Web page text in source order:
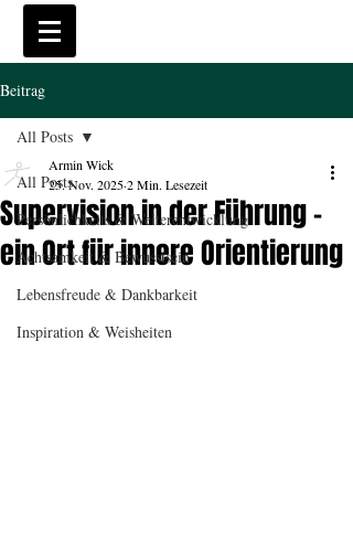
Beitrag
All Posts
Persönlichkeits & Weiterentwicklung
Achtsamkeit & Bewusstsein
Lebensfreude & Dankbarkeit
Inspiration & Weisheiten
All Posts
Supervision in der Führung –
ein Ort für innere Orientierung
Armin Wick
25. Nov. 20252 Min. Lesezeit